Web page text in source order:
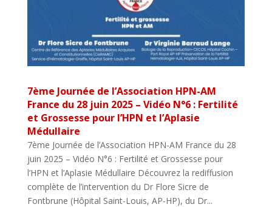
7ème Journée de l’Association HPN-AM
France du 28 juin 2025 – Vidéo N°6 : Fertilité
et Grossesse pour l’HPN et l’Aplasie
Médullaire
7ème Journée de l’Association HPN-AM France du 28
juin 2025 – Vidéo N°6 : Fertilité et Grossesse pour
l’HPN et l’Aplasie Médullaire Découvrez la rediffusion
complète de l’intervention du Dr Flore Sicre de
Fontbrune (Hôpital Saint-Louis, AP-HP), du Dr...